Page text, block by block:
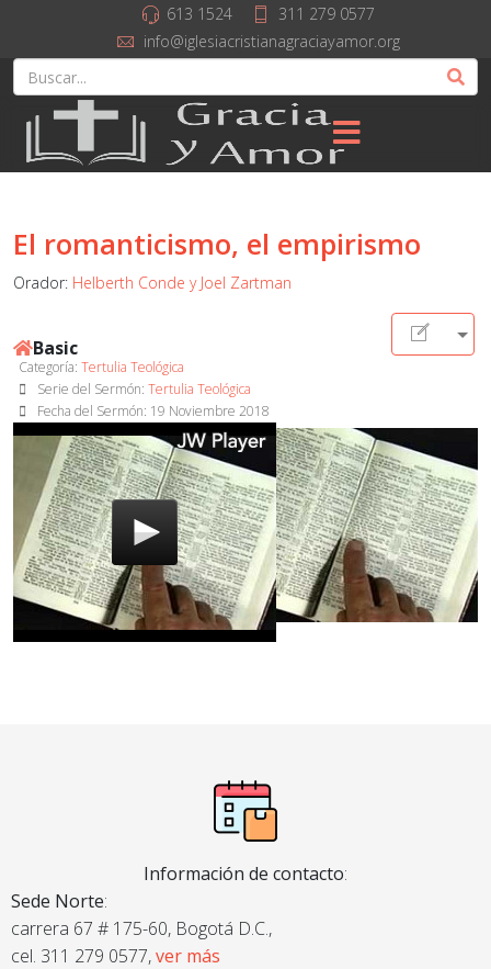
613 1524
311 279 0577
info@iglesiacristianagraciayamor.org
El romanticismo, el empirismo
Orador: Helberth Conde y Joel Zartman
Basic
Categoría: Tertulia Teológica
Serie del Sermón: Tertulia Teológica
Fecha del Sermón: 19 Noviembre 2018
Información de contacto:
Sede Norte:
carrera 67 # 175-60, Bogotá D.C.,
cel. 311 279 0577,ver más